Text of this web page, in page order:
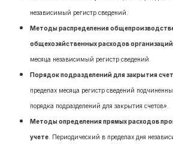
независимый регистр сведений.
Методы распределения
общехозяйственных расходов организаций
месяца независимый регистр сведений.
Порядок подразделений для закрытия
пределах месяца регистр сведений
порядка подразделений для закрытия счетов».
Методы определения прямых расходов
учете . Периодический в пределах дня